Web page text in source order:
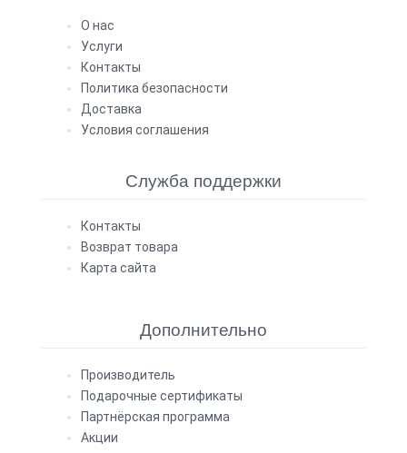
О нас
Услуги
Контакты
Политика безопасности
Доставка
Условия соглашения
Служба поддержки
Контакты
Возврат товара
Карта сайта
Дополнительно
Производитель
Подарочные сертификаты
Партнёрская программа
Акции